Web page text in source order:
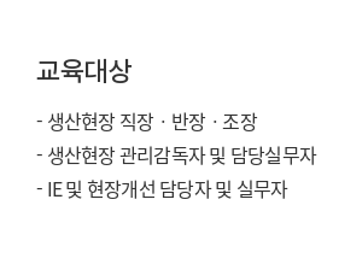
교육대상
- 생산현장 직장ㆍ반장ㆍ조장
- 생산현장 관리감독자 및 담당실무자
- IE 및 현장개선 담당자 및 실무자